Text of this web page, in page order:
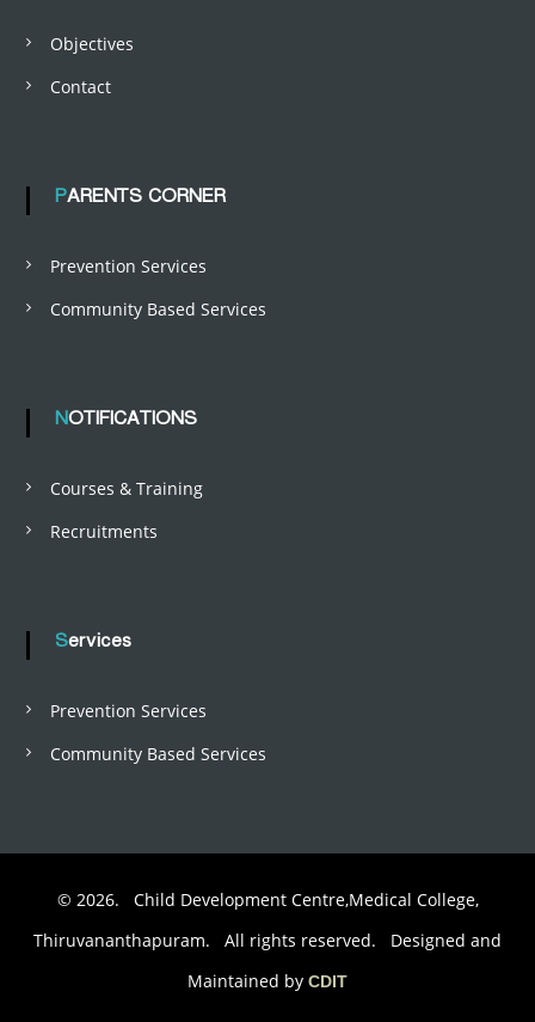
Objectives
Contact
PARENTS CORNER
Prevention Services
Community Based Services
NOTIFICATIONS
Courses & Training
Recruitments
Services
Prevention Services
Community Based Services
© 2026. Child Development Centre,Medical College,
Thiruvananthapuram. All rights reserved. Designed and
Maintained by CDIT